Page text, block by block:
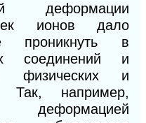
деформации
ионов дало
проникнуть в
соединений и
физических и
Так, например,